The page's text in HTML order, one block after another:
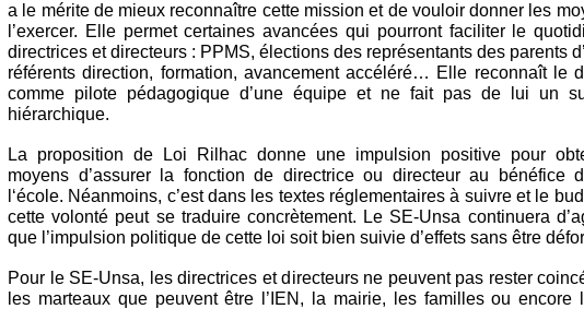
a le mérite de mieux reconnaître cette mission et de vouloir donner les
l’exercer. Elle permet certaines avancées qui pourront faciliter le
directrices et directeurs : PPMS, élections des représentants des parents
référents direction, formation, avancement accéléré… Elle reconnaît le
comme pilote pédagogique d’une équipe et ne fait pas de lui un
hiérarchique.
La proposition de Loi Rilhac donne une impulsion positive pour
moyens d’assurer la fonction de directrice ou directeur au bénéfice
l‘école. Néanmoins, c’est dans les textes réglementaires à suivre et le
cette volonté peut se traduire concrètement. Le SE-Unsa continuera
que l’impulsion politique de cette loi soit bien suivie d’effets sans être
Pour le SE-Unsa, les directrices et directeurs ne peuvent pas rester
les marteaux que peuvent être l’IEN, la mairie, les familles ou encore